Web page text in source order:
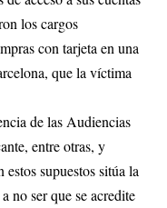
los cargos
con tarjeta en una
que la víctima
de las Audiencias
entre otras, y
supuestos sitúa la
no ser que se acredite